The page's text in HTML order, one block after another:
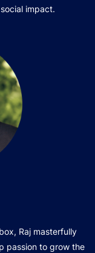
impact.
Raj masterfully
passion to grow the